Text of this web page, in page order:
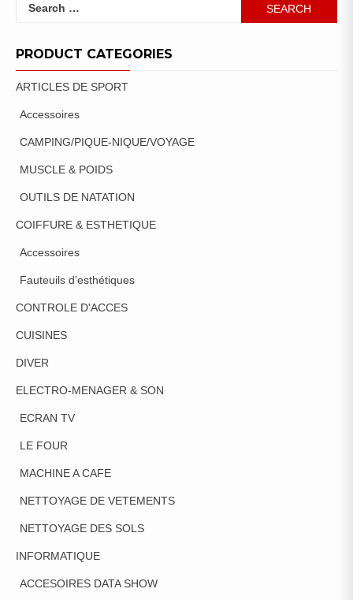
PRODUCT CATEGORIES
ARTICLES DE SPORT
Accessoires
CAMPING/PIQUE-NIQUE/VOYAGE
MUSCLE & POIDS
OUTILS DE NATATION
COIFFURE & ESTHETIQUE
Accessoires
Fauteuils d’esthétiques
CONTROLE D'ACCES
CUISINES
DIVER
ELECTRO-MENAGER & SON
ECRAN TV
LE FOUR
MACHINE A CAFE
NETTOYAGE DE VETEMENTS
NETTOYAGE DES SOLS
INFORMATIQUE
ACCESOIRES DATA SHOW